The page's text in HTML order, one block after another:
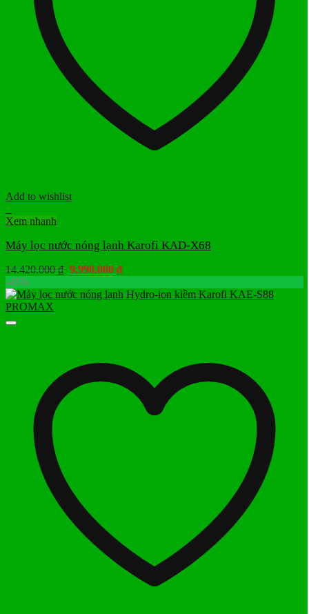
Add to wishlist
+
Xem nhanh
Máy lọc nước nóng lạnh Karofi KAD-X68
14.420.000₫ Giá
là:
9.990.000 ₫Giá
tại
-45%